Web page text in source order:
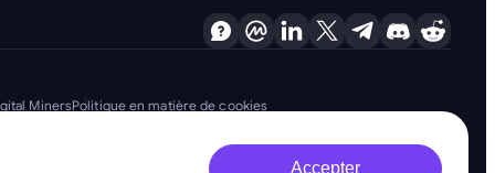
MinersPolitique en matière de cookies
Accepter